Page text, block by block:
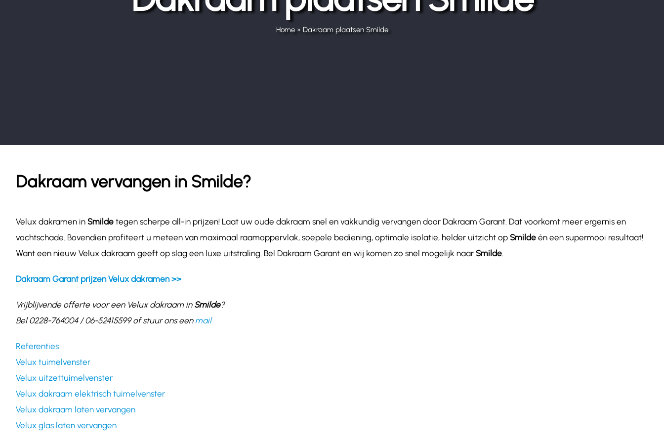
Home» Dakraam plaatsen Smilde
Dakraam vervangen in Smilde?
Velux dakramen in Smildetegen scherpe all-in prijzen! Laat uw oude dakraam snel en vakkundig vervangen door Dakraam Garant. Dat voorkomt meer ergernis en
vochtschade. Bovendien profiteert u meteen van maximaal raamoppervlak, soepele bediening, optimale isolatie, helder uitzicht op Smildeén een supermooi resultaat!
Want een nieuw Velux dakraam geeft op slag een luxe uitstraling. Bel Dakraam Garant en wij komen zo snel mogelijk naar Smilde.
Dakraam Garant prijzen Velux dakramen >>
Vrijblijvende offerte voor een Velux dakraam in Smilde?
Bel 0228-764004 / 06-52415599 of stuur ons een mail.
Referenties
Velux tuimelvenster
Velux uitzettuimelvenster
Velux dakraam elektrisch tuimelvenster
Velux dakraam laten vervangen
Velux glas laten vervangen